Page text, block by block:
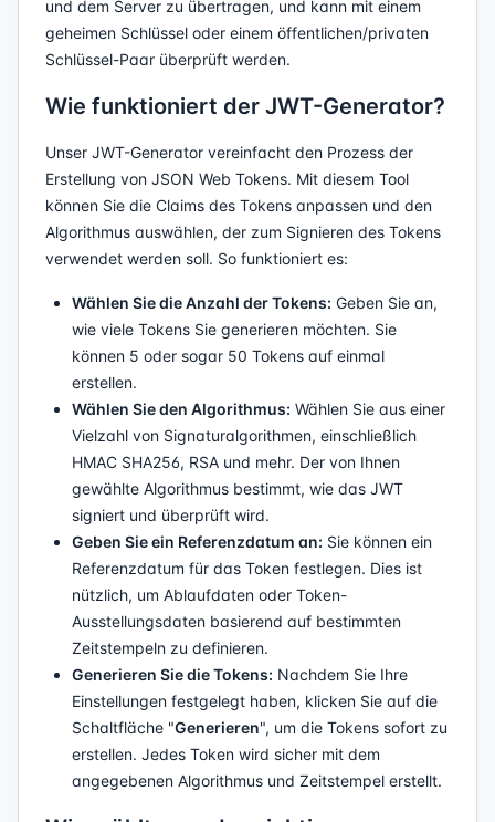
und dem Server zu übertragen, und kann mit einem
geheimen Schlüssel oder einem öffentlichen/privaten
Schlüssel-Paar überprüft werden.
Wie funktioniert der JWT-Generator?
Unser JWT-Generator vereinfacht den Prozess der
Erstellung von JSON Web Tokens. Mit diesem Tool
können Sie die Claims des Tokens anpassen und den
Algorithmus auswählen, der zum Signieren des Tokens
verwendet werden soll. So funktioniert es:
Wählen Sie die Anzahl der Tokens: Geben Sie an,
wie viele Tokens Sie generieren möchten. Sie
können 5 oder sogar 50 Tokens auf einmal
erstellen.
Wählen Sie den Algorithmus: Wählen Sie aus einer
Vielzahl von Signaturalgorithmen, einschließlich
HMAC SHA256, RSA und mehr. Der von Ihnen
gewählte Algorithmus bestimmt, wie das JWT
signiert und überprüft wird.
Geben Sie ein Referenzdatum an: Sie können ein
Referenzdatum für das Token festlegen. Dies ist
nützlich, um Ablaufdaten oder Token-
Ausstellungsdaten basierend auf bestimmten
Zeitstempeln zu definieren.
Generieren Sie die Tokens: Nachdem Sie Ihre
Einstellungen festgelegt haben, klicken Sie auf die
Schaltfläche "Generieren", um die Tokens sofort zu
erstellen. Jedes Token wird sicher mit dem
angegebenen Algorithmus und Zeitstempel erstellt.